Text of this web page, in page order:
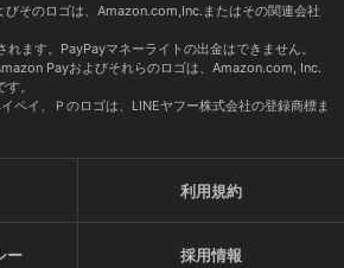
そのロゴは、Amazon.com,Inc.またはその関連会社
ます。PayPayマネーライトの出金はできません。
Payおよびそれらのロゴは、Amazon.com, Inc.
。
ペイ、Ｐのロゴは、LINEヤフー株式会社の登録商標ま
利用規約
ー 採用情報